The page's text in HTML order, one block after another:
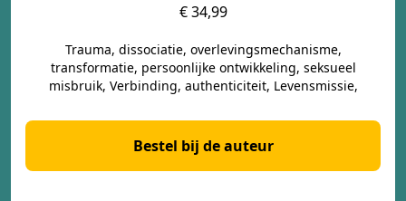
€ 34,99
Trauma, dissociatie, overlevingsmechanisme,
transformatie, persoonlijke ontwikkeling, seksueel
misbruik, Verbinding, authenticiteit, Levensmissie,
Bestel bij de auteur